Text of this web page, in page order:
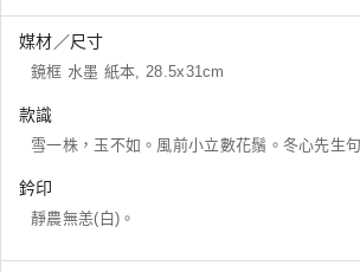
媒材／尺寸
鏡框 水墨 紙本, 28.5x31cm
款識
雪一株，玉不如。風前小立數花鬚。冬心先生
鈐印
靜農無恙(白)。